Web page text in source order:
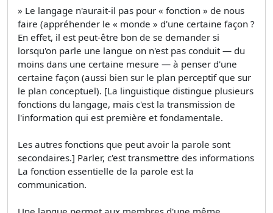
» Le langage n'aurait-il pas pour « fonction » de nous
faire (appréhender le « monde » d'une certaine façon ?
En effet, il est peut-être bon de se demander si
lorsqu'on parle une langue on n'est pas conduit — du
moins dans une certaine mesure — à penser d'une
certaine façon (aussi bien sur le plan perceptif que sur
le plan conceptuel). [La linguistique distingue plusieurs
fonctions du langage, mais c'est la transmission de
l'information qui est première et fondamentale.
Les autres fonctions que peut avoir la parole sont
secondaires.] Parler, c'est transmettre des informations
La fonction essentielle de la parole est la
communication.